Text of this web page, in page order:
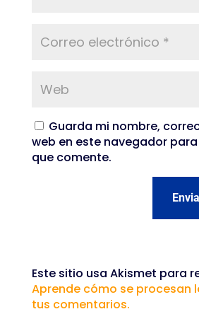
Guarda mi nombre,
web en este navegador
que comente.
Este sitio usa Akismet para
Aprende cómo se procesan
tus comentarios.